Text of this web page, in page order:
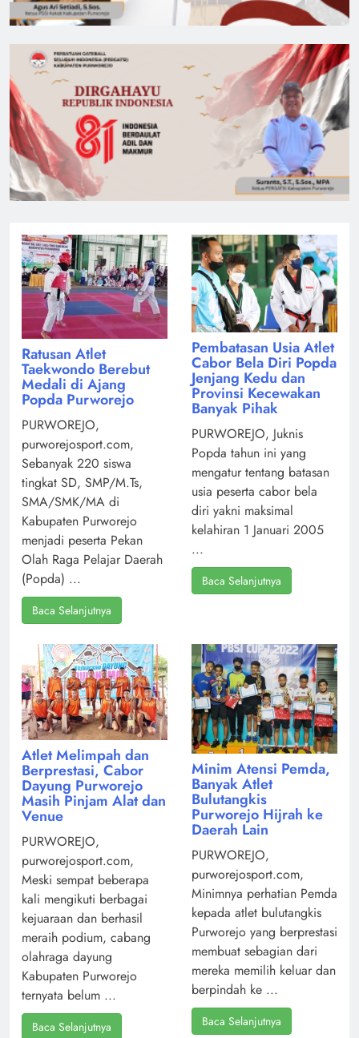
Ratusan Atlet
Taekwondo Berebut
Medali di Ajang
Popda Purworejo
PURWOREJO,
purworejosport.com,
Sebanyak 220 siswa
tingkat SD, SMP/M.Ts,
SMA/SMK/MA di
Kabupaten Purworejo
menjadi peserta Pekan
Olah Raga Pelajar Daerah
(Popda) ...
Baca Selanjutnya
Pembatasan Usia Atlet
Cabor Bela Diri Popda
Jenjang Kedu dan
Provinsi Kecewakan
Banyak Pihak
PURWOREJO, Juknis
Popda tahun ini yang
mengatur tentang batasan
usia peserta cabor bela
diri yakni maksimal
kelahiran 1 Januari 2005
...
Baca Selanjutnya
Atlet Melimpah dan
Berprestasi, Cabor
Dayung Purworejo
Masih Pinjam Alat dan
Venue
PURWOREJO,
purworejosport.com,
Meski sempat beberapa
kali mengikuti berbagai
kejuaraan dan berhasil
meraih podium, cabang
olahraga dayung
Kabupaten Purworejo
ternyata belum ...
Baca Selanjutnya
Minim Atensi Pemda,
Banyak Atlet
Bulutangkis
Purworejo Hijrah ke
Daerah Lain
PURWOREJO,
purworejosport.com,
Minimnya perhatian Pemda
kepada atlet bulutangkis
Purworejo yang berprestasi
membuat sebagian dari
mereka memilih keluar dan
berpindah ke ...
Baca Selanjutnya